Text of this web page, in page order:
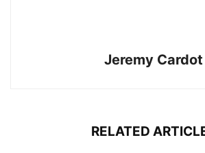
Jeremy Cardot
RELATED